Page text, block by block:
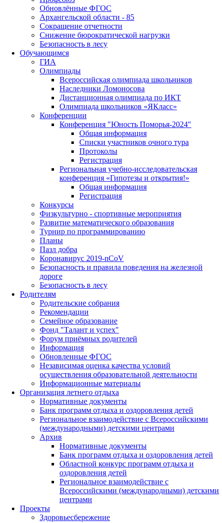
Обновлённые ФГОС
Архангельской области - 85
Сокращение отчетности
Снижение бюрократической нагрузки
Безопасность в лесу
Обучающимся
ГИА
Олимпиады
Всероссийская олимпиада школьников
Наследники Ломоносова
Дистанционная олимпиада по ИКТ
Олимпиада школьников «ЯКласс»
Конференции
Конференция "Юность Поморья-2024"
Общая информация
Списки участников очного тура
Протоколы
Регистрация
Региональная учебно-исследовательская
конференция «Гипотезы и открытия!»
Общая информация
Регистрация
Конкурсы
Физкультурно - спортивные мероприятия
Развитие математического образования
Турнир по программированию
Планы
Пазл добра
Коронавирус 2019-nCoV
Безопасность и правила поведения на железной
дороге
Безопасность в лесу
Родителям
Родительские собрания
Рекомендации
Семейное образование
Фонд "Талант и успех"
Форум приёмных родителей
Информация
Обновленные ФГОС
Независимая оценка качества условий
осуществления образовательной деятельности
Информационные материалы
Организация летнего отдыха
Нормативные документы
Банк программ отдыха и оздоровления детей
Региональное взаимодействие с Всероссийскими
(международными) детскими центрами
Архив
Нормативные документы
Банк программ отдыха и оздоровления детей
Областной конкурс программ отдыха и
оздоровления детей
Региональное взаимодействие с
Всероссийскими (международными) детскими
центрами
Проекты
Здоровьесбережение